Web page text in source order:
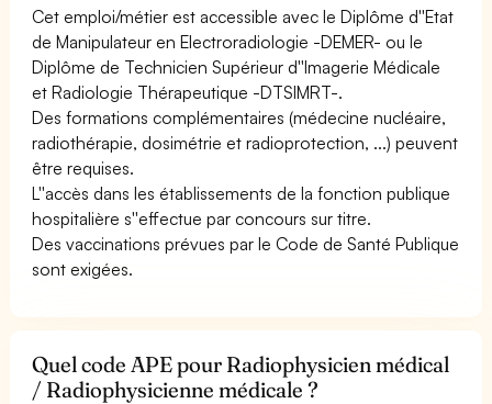
Cet emploi/métier est accessible avec le Diplôme d''Etat
de Manipulateur en Electroradiologie -DEMER- ou le
Diplôme de Technicien Supérieur d''Imagerie Médicale
et Radiologie Thérapeutique -DTSIMRT-.
Des formations complémentaires (médecine nucléaire,
radiothérapie, dosimétrie et radioprotection, ...) peuvent
être requises.
L''accès dans les établissements de la fonction publique
hospitalière s''effectue par concours sur titre.
Des vaccinations prévues par le Code de Santé Publique
sont exigées.
Quel code APE pour Radiophysicien médical
/ Radiophysicienne médicale ?